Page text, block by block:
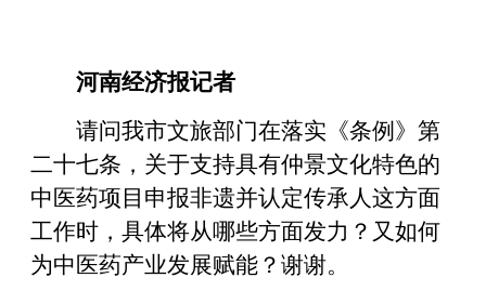
河南经济报记者
请问我市文旅部门在落实《条例》第
二十七条，关于支持具有仲景文化特色的
中医药项目申报非遗并认定传承人这方面
工作时，具体将从哪些方面发力？又如何
为中医药产业发展赋能？谢谢。